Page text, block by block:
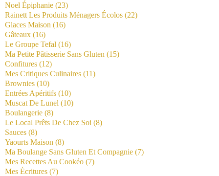
Noel Épiphanie (23)
Rainett Les Produits Ménagers Écolos (22)
Glaces Maison (16)
Gâteaux (16)
Le Groupe Tefal (16)
Ma Petite Pâtisserie Sans Gluten (15)
Confitures (12)
Mes Critiques Culinaires (11)
Brownies (10)
Entrées Apéritifs (10)
Muscat De Lunel (10)
Boulangerie (8)
Le Local Prêts De Chez Soi (8)
Sauces (8)
Yaourts Maison (8)
Ma Boulange Sans Gluten Et Compagnie (7)
Mes Recettes Au Cookéo (7)
Mes Écritures (7)